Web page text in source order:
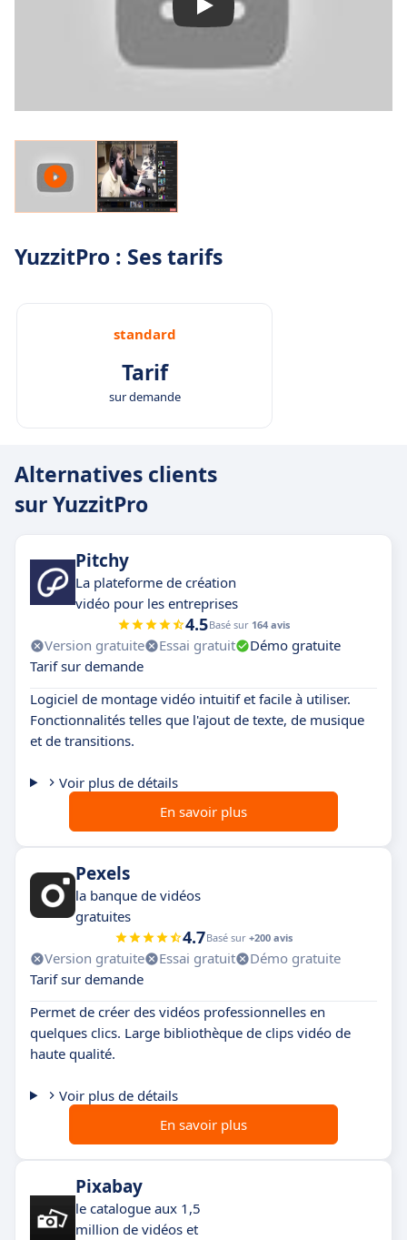
YuzzitPro : Ses tarifs
standard
Tarif
sur demande
Alternatives clients
sur YuzzitPro
Pitchy
La plateforme de création
vidéo pour les entreprises
4.5Basé sur 164 avis
Version gratuite Essai gratuit
Démo gratuite
Tarif sur demande
Logiciel de montage vidéo intuitif et facile à utiliser.
Fonctionnalités telles que l'ajout de texte, de musique
et de transitions.
Voir plus de détails
En savoir plus
Pexels
la banque de vidéos
gratuites
4.7Basé sur +200 avis
Version gratuite Essai gratuit
Démo gratuite
Tarif sur demande
Permet de créer des vidéos professionnelles en
quelques clics. Large bibliothèque de clips vidéo de
haute qualité.
Voir plus de détails
En savoir plus
Pixabay
le catalogue aux 1,5
million de vidéos et